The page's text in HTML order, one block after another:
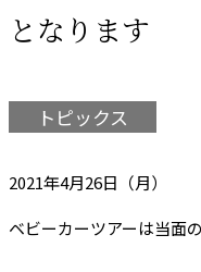
となります
トピックス
2021年4月26日（月）
ベビーカーツアーは当面